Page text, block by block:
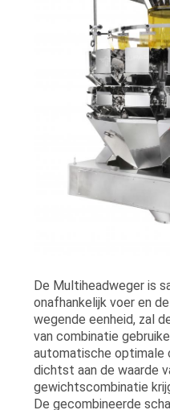
SITEMAP
PRIVACYBELEID
De Multiheadweger is
onafhankelijk voer en
wegende eenheid, zal
van combinatie
automatische optimale
dichtst aan de waarde
gewichtscombinatie
De gecombineerde